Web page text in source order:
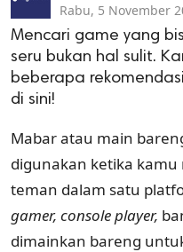
Rabu, 5 November
Mencari game yang
seru bukan hal sulit.
beberapa
di sini!
Mabar atau main
digunakan ketika kamu
teman dalam satu
gamer, console player,
dimainkan bareng